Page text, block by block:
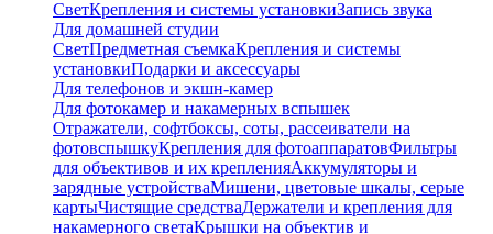
СветКрепления и системы установкиЗапись звука
Для домашней студии
СветПредметная съемкаКрепления и системы
установкиПодарки и аксессуары
Для телефонов и экшн-камер
Для фотокамер и накамерных вспышек
Отражатели, софтбоксы, соты, рассеиватели на
фотовспышкуКрепления для фотоаппаратовФильтры
для объективов и их крепленияАккумуляторы и
зарядные устройстваМишени, цветовые шкалы, серые
картыЧистящие средстваДержатели и крепления для
накамерного светаКрышки на объектив и